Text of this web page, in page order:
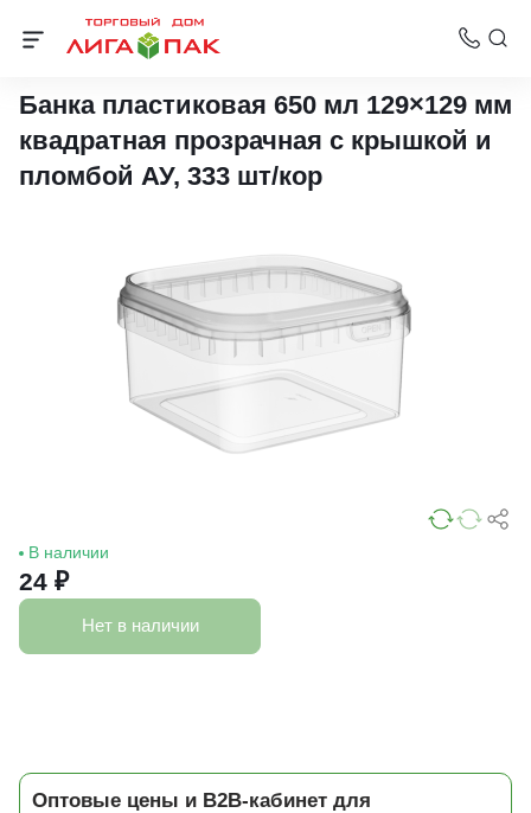
Ведра прямоугольные пластиковые
Банка пластиковая 650 мл 129×129 мм
квадратная прозрачная с крышкой и
пломбой АУ, 333 шт/кор
В наличии
24 ₽
Нет в наличии
Оптовые цены и B2B-кабинет для